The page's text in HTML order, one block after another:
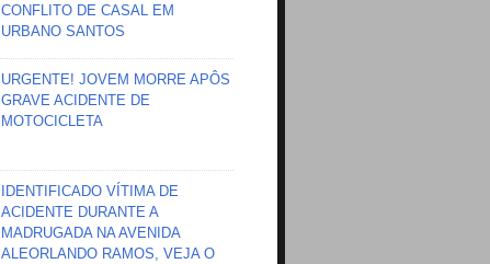
CONFLITO DE CASAL EM
URBANO SANTOS
URGENTE! JOVEM MORRE APÔS
GRAVE ACIDENTE DE
MOTOCICLETA
IDENTIFICADO VÍTIMA DE
ACIDENTE DURANTE A
MADRUGADA NA AVENIDA
ALEORLANDO RAMOS, VEJA O